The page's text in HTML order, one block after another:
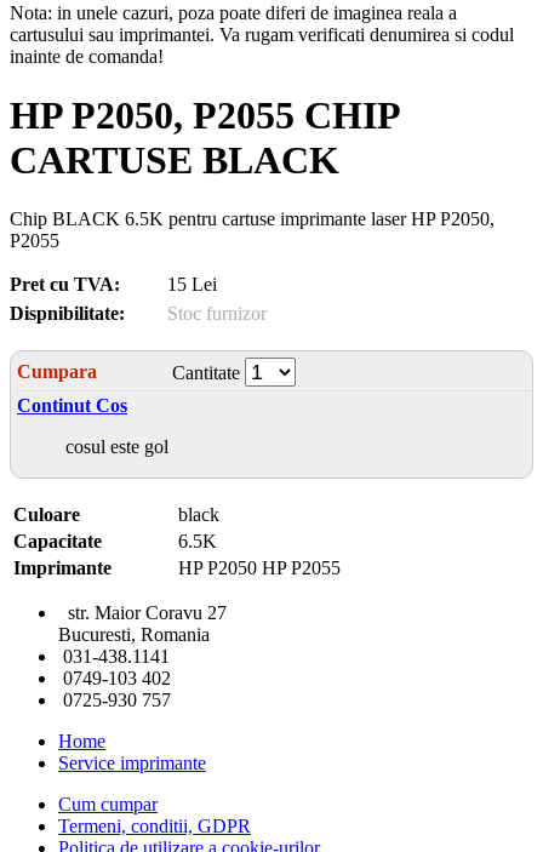
Nota: in unele cazuri, poza poate diferi de imaginea reala a
cartusului sau imprimantei. Va rugam verificati denumirea si codul
inainte de comanda!
HP P2050, P2055 CHIP
CARTUSE BLACK
Chip BLACK 6.5K pentru cartuse imprimante laser HP P2050,
P2055
Pret cu TVA:
15 Lei
Dispnibilitate:
Stoc furnizor
Cumpara
Cantitate
Continut Cos
cosul este gol
Culoare
black
Capacitate
6.5K
Imprimante
HP P2050 HP P2055
str. Maior Coravu 27
Bucuresti, Romania
031-438.1141
0749-103 402
0725-930 757
Home
Service imprimante
Cum cumpar
Termeni, conditii, GDPR